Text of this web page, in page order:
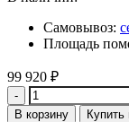
Самовывоз:
Площадь
99 920 ₽
Количество
В корзину Купить